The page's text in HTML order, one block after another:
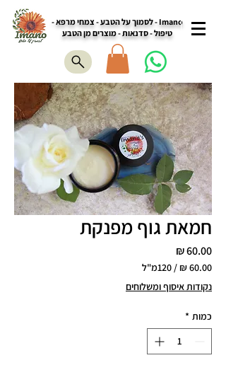
Imano - לסמוך על הטבע - צמחי מרפא -
טיפול - סדנאות - מוצרים מן הטבע
חמאת גוף מפנקת
/ 120מ"ל
לכל
Milliliters
נקודות איסוף ומשלוחים
כמות *